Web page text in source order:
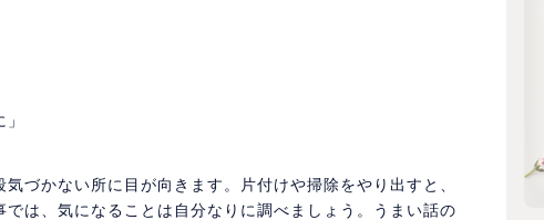
づかない所に目が向きます。片付けや掃除をやり出すと、
は、気になることは自分なりに調べましょう。うまい話の